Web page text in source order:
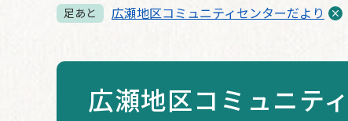
足あと 広瀬地区コミュニティセンターだより
広瀬地区コミュニテ